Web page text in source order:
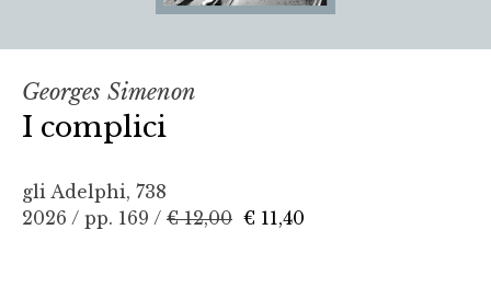
Georges Simenon
I complici
gli Adelphi, 738
2026 / pp. 169 / € 12,00 € 11,40